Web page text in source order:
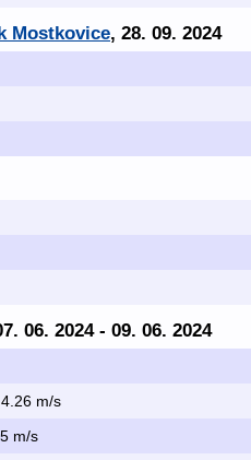
Mostkovice, 28. 09. 2024
06. 2024 - 09. 06. 2024
m/s
m/s